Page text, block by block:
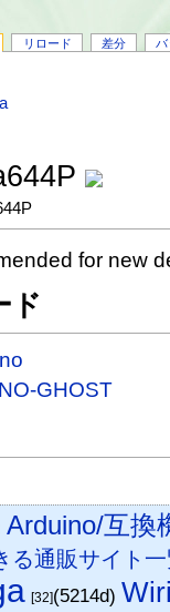
リロード 差分 バ
for new
ド
GHOST
Arduino/互換
る通販サイト
[32](5214d)